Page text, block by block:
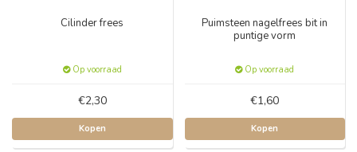
Cilinder frees
Op voorraad
€2,30
Kopen
Puimsteen nagelfrees bit in
puntige vorm
Op voorraad
€1,60
Kopen